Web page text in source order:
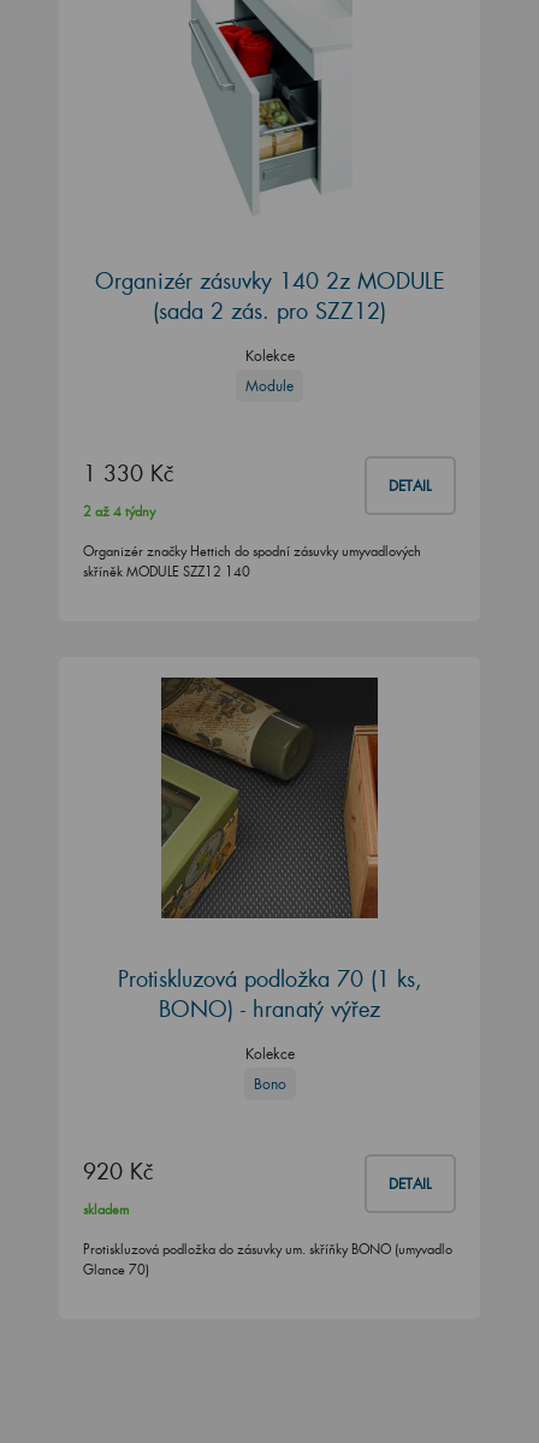
Organizér zásuvky 140 2z MODULE
(sada 2 zás. pro SZZ12)
Kolekce
Module
1 330 Kč DETAIL
2 až 4 týdny
Organizér značky Hettich do spodní zásuvky umyvadlových
skříněk MODULE SZZ12 140
Protiskluzová podložka 70 (1 ks,
BONO) - hranatý výřez
Kolekce
Bono
920 Kč DETAIL
skladem
Protiskluzová podložka do zásuvky um. skříňky BONO (umyvadlo
Glance 70)